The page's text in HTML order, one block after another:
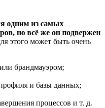
одним из самых
но всё же он подвержен
этого может быть очень
брандмауэром;
и базы данных;
процессов и т. д.